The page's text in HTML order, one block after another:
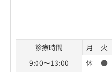
診療時間 月 火
9:00〜13:00
休 ●